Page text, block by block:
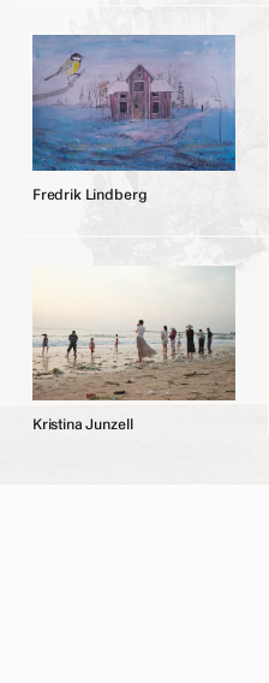
Fred rik Lind berg
Kristina Junzell